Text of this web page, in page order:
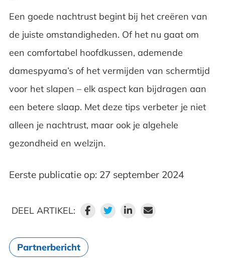
Een goede nachtrust begint bij het creëren van
de juiste omstandigheden. Of het nu gaat om
een comfortabel hoofdkussen, ademende
damespyama’s of het vermijden van schermtijd
voor het slapen – elk aspect kan bijdragen aan
een betere slaap. Met deze tips verbeter je niet
alleen je nachtrust, maar ook je algehele
gezondheid en welzijn.
Eerste publicatie op: 27 september 2024
DEEL ARTIKEL:
Partnerbericht